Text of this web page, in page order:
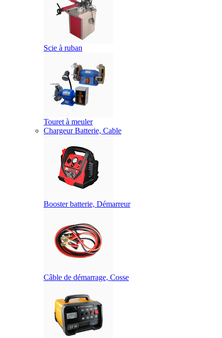
Scie à ruban
Touret à meuler
Chargeur Batterie, Cable
Booster batterie, Démarreur
Câble de démarrage, Cosse